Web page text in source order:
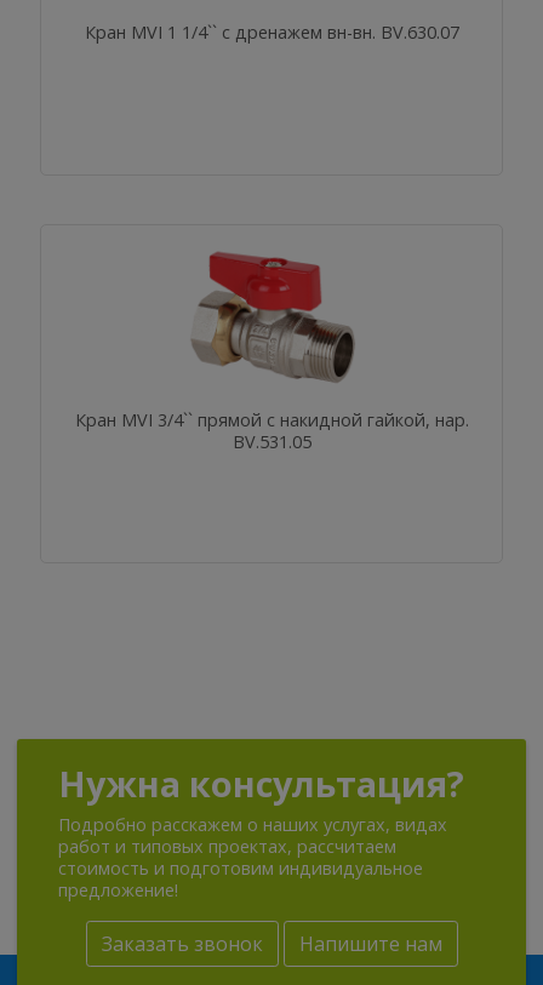
Кран MVI 1 1/4`` с дренажем вн-вн. BV.630.07
Кран MVI 3/4`` прямой с накидной гайкой, нар.
BV.531.05
Нужна консультация?
Подробно расскажем о наших услугах, видах
работ и типовых проектах, рассчитаем
стоимость и подготовим индивидуальное
предложение!
Заказать звонок Напишите нам